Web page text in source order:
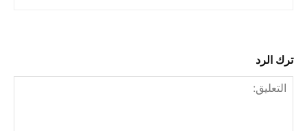
ترك الرد